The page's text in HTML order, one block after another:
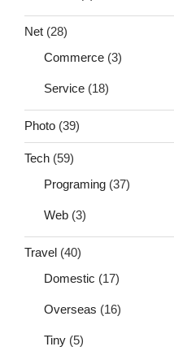
Net (28)
Commerce (3)
Service (18)
Photo (39)
Tech (59)
Programing (37)
Web (3)
Travel (40)
Domestic (17)
Overseas (16)
Tiny (5)